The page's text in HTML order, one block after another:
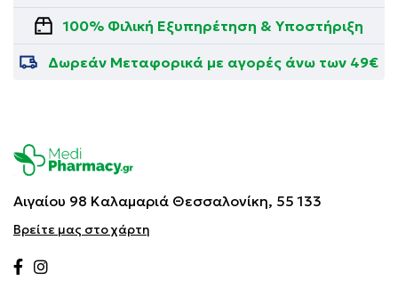
100% Φιλική Εξυπηρέτηση & Υποστήριξη
Δωρεάν Μεταφορικά με αγορές άνω των 49€
Αιγαίου 98 Καλαμαριά Θεσσαλονίκη, 55 133
Βρείτε μας στο χάρτη